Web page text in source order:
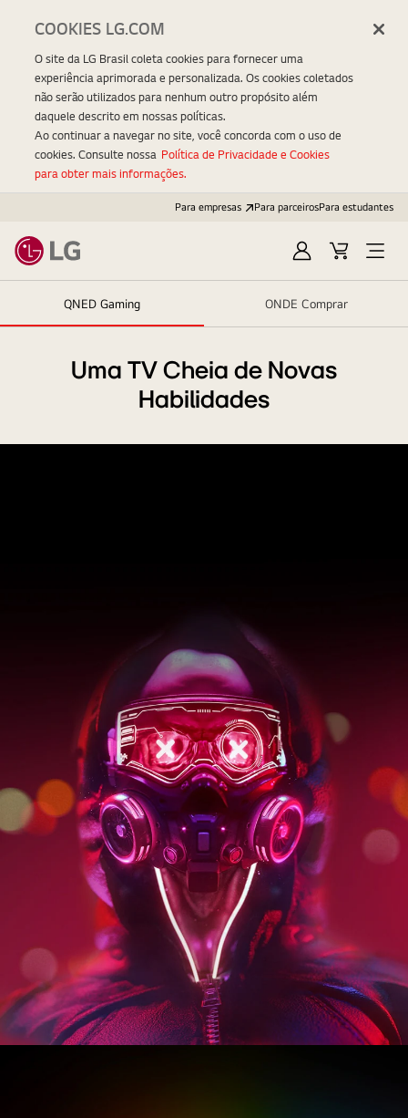
Para empresas Para parceirosPara estudantes
EntrarCarrinhoOpen
Menu
QNED Gaming ONDE Comprar
Uma TV Cheia de Novas
Habilidades
COOKIES LG.COM
O site da LG Brasil coleta cookies para fornecer uma
experiência aprimorada e personalizada. Os cookies coletados
não serão utilizados para nenhum outro propósito além
daquele descrito em nossas políticas.
Ao continuar a navegar no site, você concorda com o uso de
cookies. Consulte nossa Política de Privacidade e Cookies
para obter mais informações.